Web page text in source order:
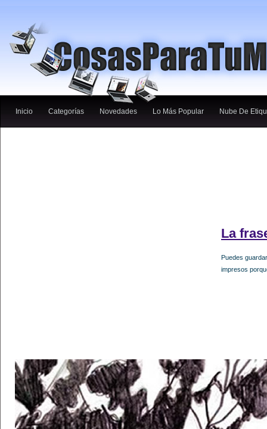
Inicio Categorías Novedades Lo Más Popular Nube De
La
Puedes
impresos